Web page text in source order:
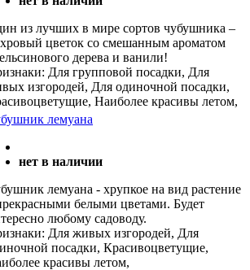
из лучших в мире сортов чубушника –
цветок со смешанным ароматом
дерева и ванили!
Для групповой посадки, Для
изгородей, Для одиночной посадки,
Наиболее красивы летом,
лемуана
нет в наличии
лемуана - хрупкое на вид растение
белыми цветами. Будет
любому садоводу.
Для живых изгородей, Для
посадки, Красивоцветущие,
красивы летом,